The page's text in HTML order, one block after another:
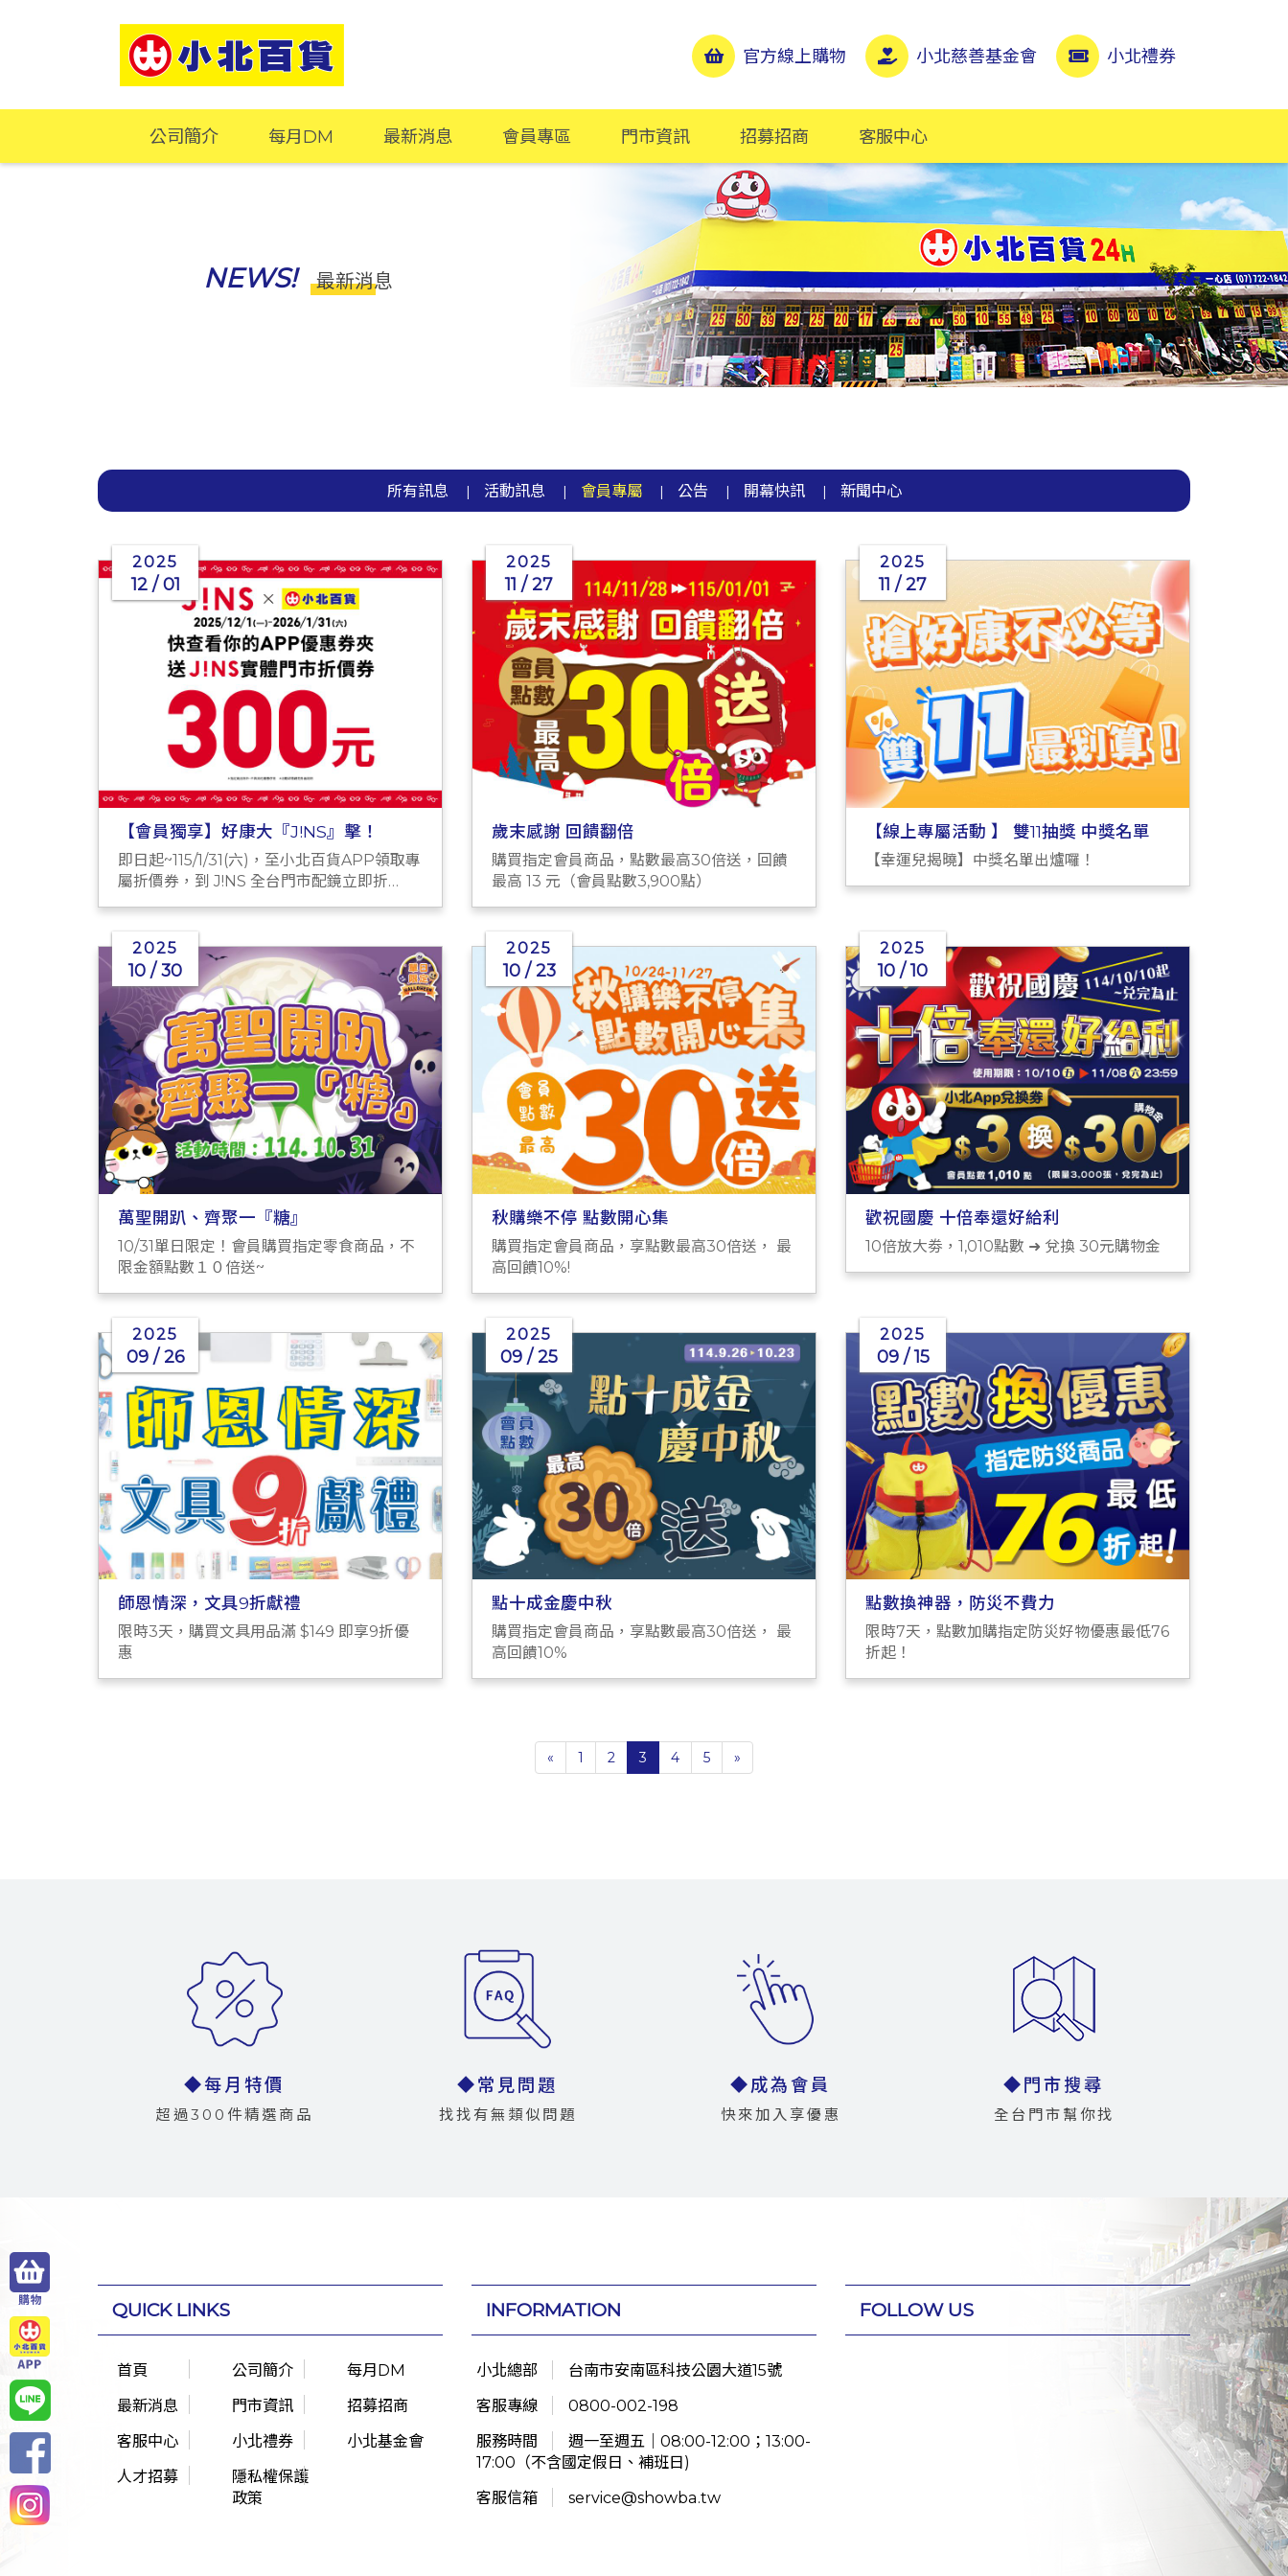
官方線上購物 小北慈善基金會 小北禮券
公司簡介 每月DM 最新消息 會員專區 門市資訊 招募招商 客服中心
NEWS! 最新消息
所有訊息 | 活動訊息 | 會員專屬| 公告 | 開幕快訊| 新聞中心
2025
12 / 01
【會員獨享】好康大『J!NS』擊！
即日起~115/1/31(六)，至小北百貨APP領取專
屬折價券，到 J!NS 全台門市配鏡立即折
2025
11 / 27
歲末感謝 回饋翻倍
購買指定會員商品，點數最高30倍送，回饋
最高 13 元（會員點數3,900點）
2025
11 / 27
【線上專屬活動 】 雙11抽獎 中獎名單
【幸運兒揭曉】中獎名單出爐囉！
2025
10 / 30
萬聖開趴、齊聚一『糖』
10/31單日限定！會員購買指定零食商品，不
限金額點數１０倍送~
2025
10 / 23
秋購樂不停 點數開心集
購買指定會員商品，享點數最高30倍送， 最
高回饋10%!
2025
10 / 10
歡祝國慶 十倍奉還好給利
10倍放大劵，1,010點數 ➜ 兌換 30元購物金
2025
09 / 26
師恩情深，文具9折獻禮
限時3天，購買文具用品滿 $149 即享9折優
惠
2025
09 / 25
點十成金慶中秋
購買指定會員商品，享點數最高30倍送， 最
高回饋10%
2025
09 / 15
點數換神器，防災不費力
限時7天，點數加購指定防災好物優惠最低76
折起！
« 1 2 3 4 5 »
◆每月特價
超過300件精選商品
◆常見問題
找找有無類似問題
◆成為會員
快來加入享優惠
◆門市搜尋
全台門市幫你找
QUICK LINKS
首頁 公司簡介
每月DM
最新消息
門市資訊
招募招商
客服中心
小北禮券
小北基金會
人才招募
隱私權保護
政策
INFORMATION
小北總部
台南市安南區科技公園大道15號
客服專線
0800-002-198
服務時間
週一至週五｜08:00-12:00；13:00-
17:00（不含國定假日、補班日)
客服信箱
service@showba.tw
FOLLOW US